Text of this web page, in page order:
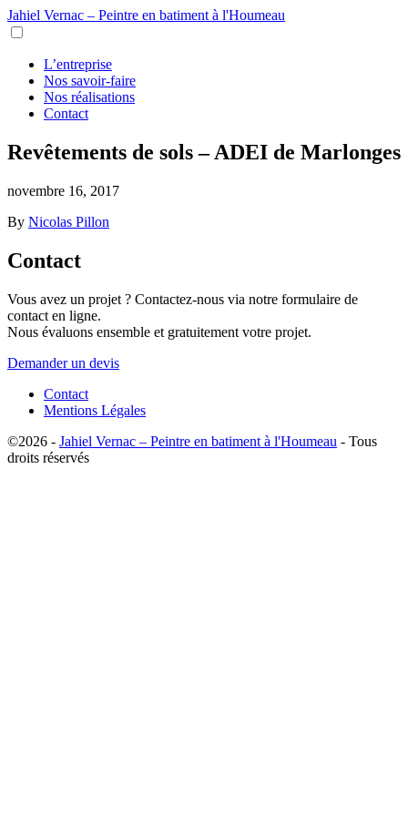
Jahiel Vernac – Peintre en batiment à l'Houmeau
L’entreprise
Nos savoir-faire
Nos réalisations
Contact
Revêtements de sols – ADEI de Marlonges
novembre 16, 2017
By Nicolas Pillon
Contact
Vous avez un projet ? Contactez-nous via notre formulaire de
contact en ligne.
Nous évaluons ensemble et gratuitement votre projet.
Demander un devis
Contact
Mentions Légales
©2026 - Jahiel Vernac – Peintre en batiment à l'Houmeau - Tous
droits réservés